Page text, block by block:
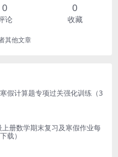
0
论
0
收藏
其他文章
假计算题专项过关强化训练（3
册数学期末复习及寒假作业每
载）